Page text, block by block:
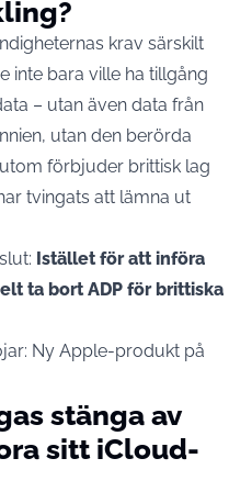
krav särskilt
inte bara ville ha tillgång
– utan även data från
utan den berörda
förbjuder brittisk lag
tvingats att lämna ut
Istället för att införa
ta bort ADP för brittiska
Ny Apple-produkt på
stänga av
sitt iCloud-